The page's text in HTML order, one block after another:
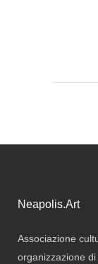
Neapolis.Art
Associazione
organizzazione